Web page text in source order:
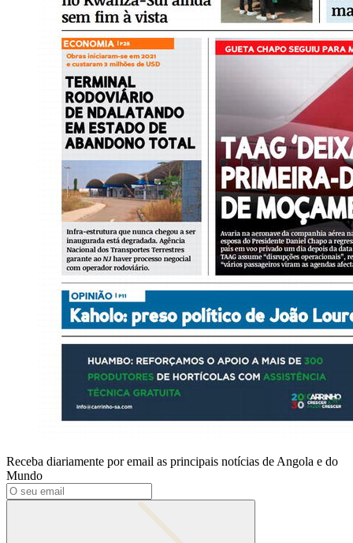
Receba diariamente por email as principais notícias de Angola e do
Mundo